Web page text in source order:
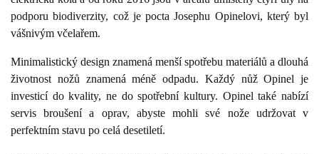
podporu biodiverzity, což je pocta Josephu Opinelovi, který byl
vášnivým včelařem.
Minimalistický design znamená menší spotřebu materiálů a dlouhá
životnost nožů znamená méně odpadu. Každý nůž Opinel je
investicí do kvality, ne do spotřební kultury. Opinel také nabízí
servis broušení a oprav, abyste mohli své nože udržovat v
perfektním stavu po celá desetiletí.